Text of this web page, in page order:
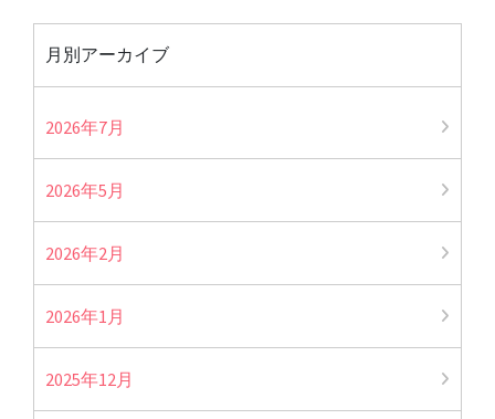
月別アーカイブ
2026年7月
2026年5月
2026年2月
2026年1月
2025年12月